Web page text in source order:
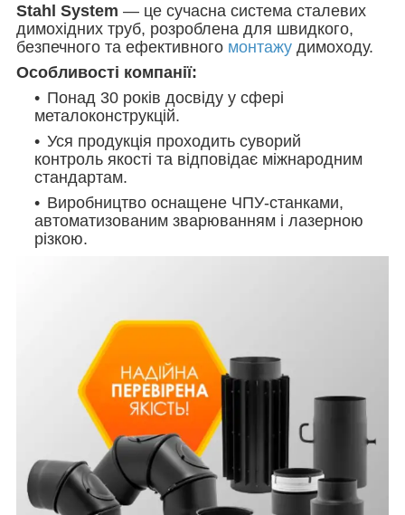
Stahl System — це сучасна система сталевих
димохідних труб, розроблена для швидкого,
безпечного та ефективного монтажу димоходу.
Особливості компанії:
Понад 30 років досвіду у сфері
металоконструкцій.
Уся продукція проходить суворий
контроль якості та відповідає міжнародним
стандартам.
Виробництво оснащене ЧПУ-станками,
автоматизованим зварюванням і лазерною
різкою.